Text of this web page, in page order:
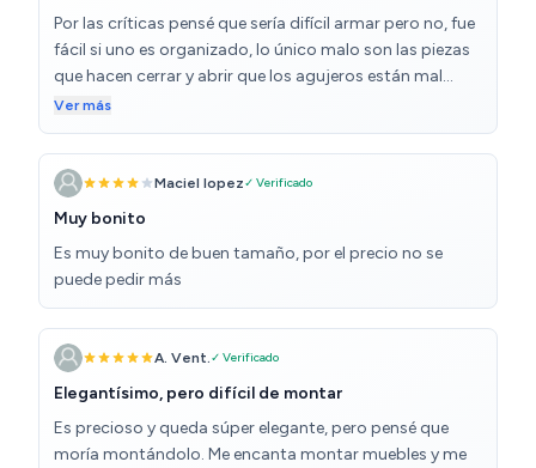
exacto en el que le llegue ésta presión, ésto se gradúa
con los tornillos de las bisagras. A mi me ha parecido
algo complicado hacer coincidir las puertas. También
recomiendo disponer de un destornillador eléctrico ya
que hay concretamente 100 !!! tornillos, con el
destornillador eléctrico fue súper rápido pero no me
quiero imaginar si él... Por último el precio es de risa,
realmente por la calidad, el aspecto y teniendo en
cuenta lo que puedes encontrar por el mismo precio yo
no me lo pensé mucho. Muy contenta con la compra, lo
recomiendo a gente con presupuesto reducido y buen
gusto.
Por las críticas pensé que sería difícil armar pero no, fue
fácil si uno es organizado, lo único malo son las piezas
que hacen cerrar y abrir que los agujeros están mal
posicionados y tenemos que hacer unos nuevos, claro
que con el mueble ya armado pues va costar, es algo
grave que deben solucionar de fábrica.
Ver más
Maciel lopez✓ Verificado
Muy bonito
Es muy bonito de buen tamaño, por el precio no se
puede pedir más
A. Vent. ✓ Verificado
Elegantísimo, pero difícil de montar
Es precioso y queda súper elegante, pero pensé que
moría montándolo. Me encanta montar muebles y me